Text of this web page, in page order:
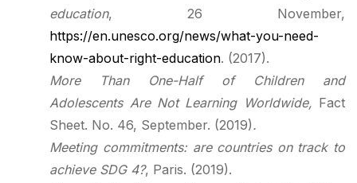
education, 26 November,
https://en.unesco.org/news/what-you-need-
know-about-right-education. (2017).
More Than One-Half of Children and
Adolescents Are Not Learning Worldwide, Fact
Sheet. No. 46, September. (2019).
Meeting commitments: are countries on track to
achieve SDG 4?, Paris. (2019).